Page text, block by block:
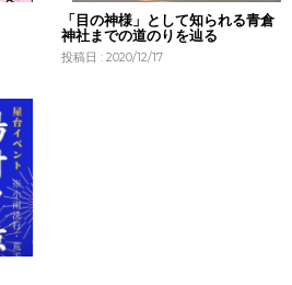
「目の神様」として知られる青倉
神社までの道のりを辿る
投稿日 : 2020/12/17